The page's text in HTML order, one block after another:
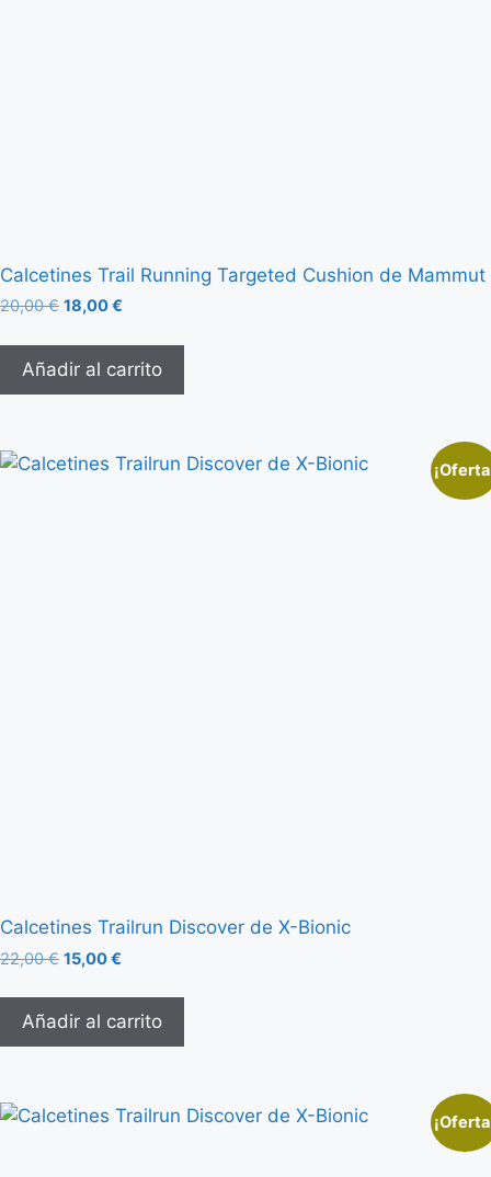
Calcetines Trail Running Targeted Cushion de Mammut
20,00€ 18,00€
Añadir al carrito
Calcetines Trailrun Discover de X-Bionic
22,00€ 15,00€
Añadir al carrito